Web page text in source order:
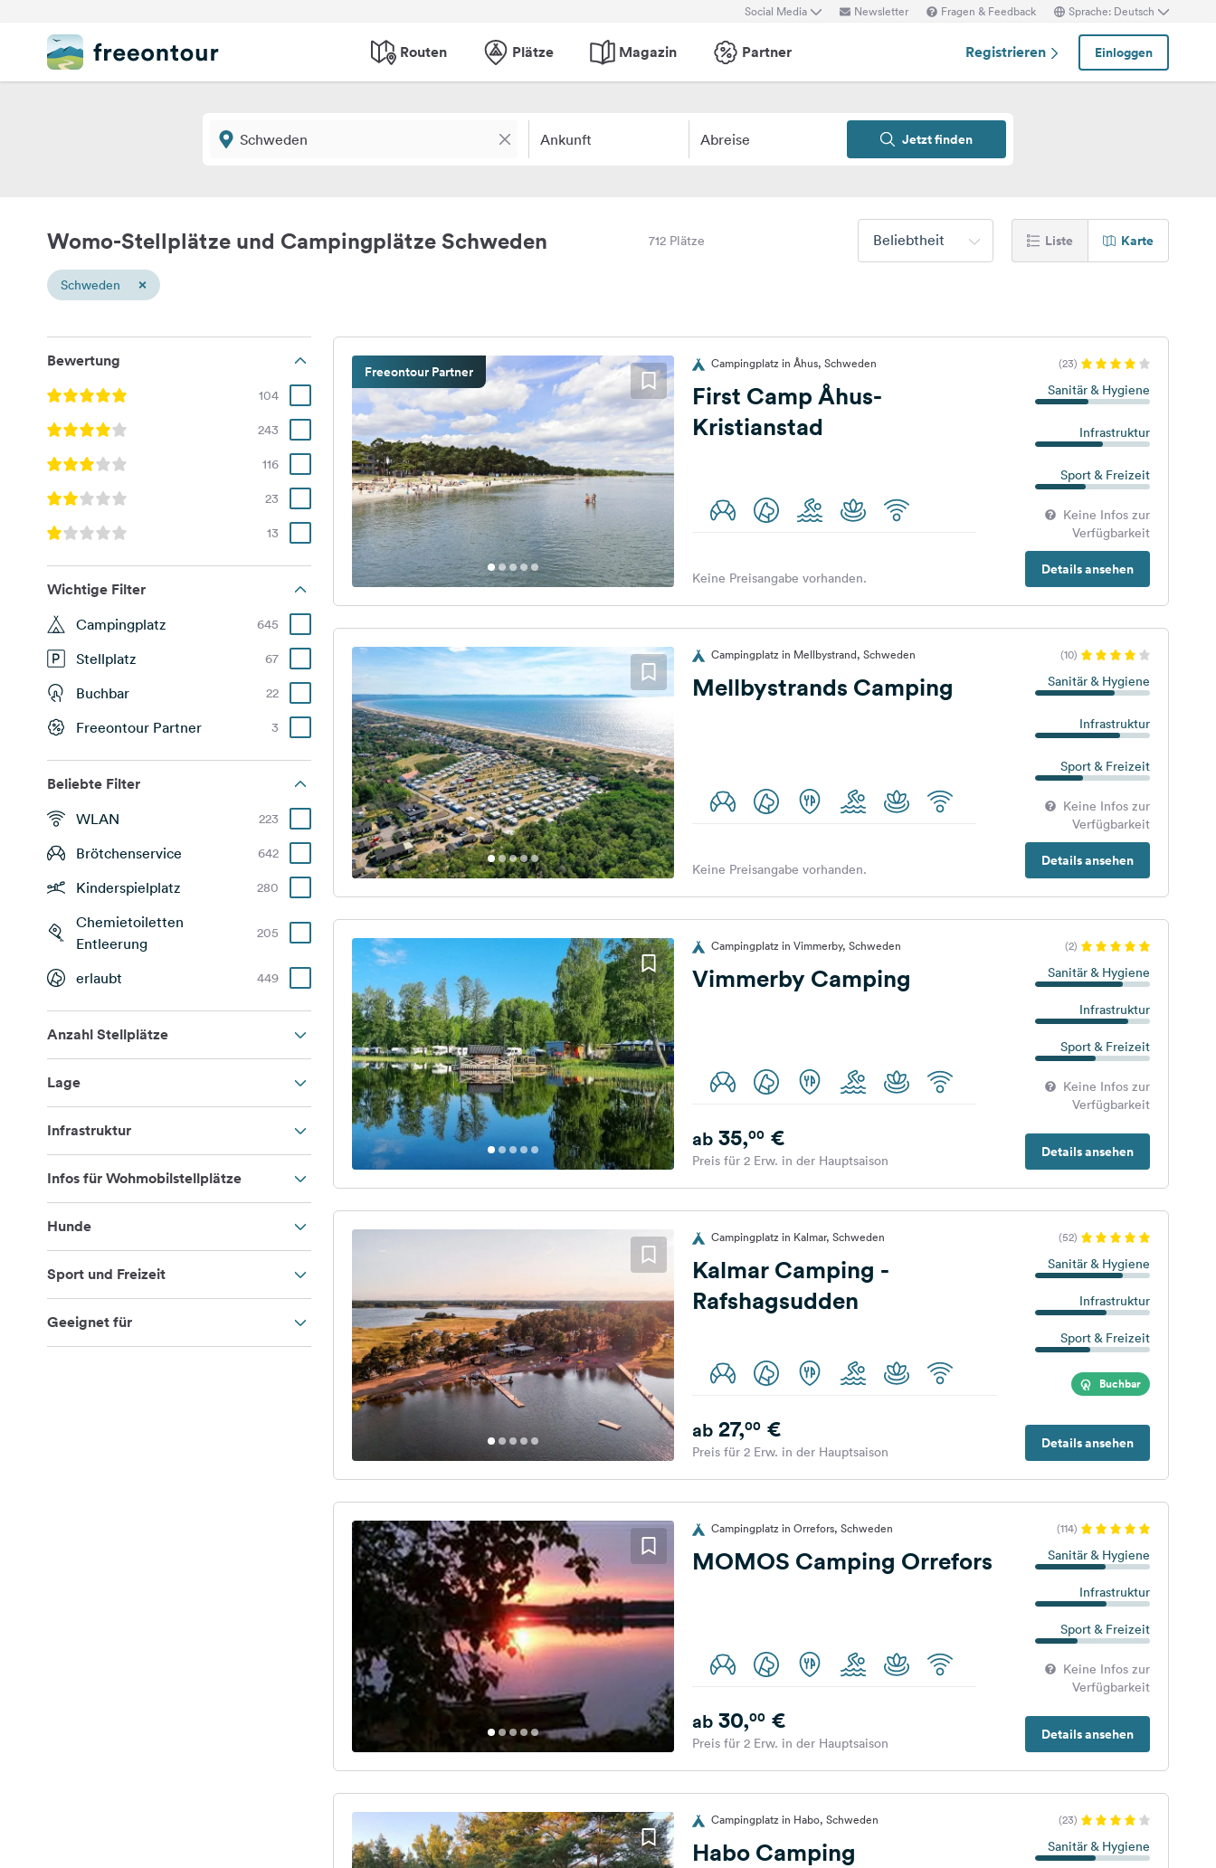
Social Media Newsletter Fragen & Feedback Sprache: Deutsch
Routen Plätze Magazin Partner Registrieren Einloggen
Ankunft Abreise Jetzt finden
Womo-Stellplätze und Campingplätze Schweden 712 Plätze Beliebtheit Liste Karte
Schweden ×
Bewertung
104
243
116
23
13
Wichtige Filter
Campingplatz 645
Stellplatz 67
Buchbar 22
Freeontour Partner 3
Beliebte Filter
WLAN 223
Brötchenservice 642
Kinderspielplatz 280
Chemietoiletten
Entleerung
205
erlaubt 449
Anzahl Stellplätze
Lage
Infrastruktur
Infos für Wohmobilstellplätze
Hunde
Sport und Freizeit
Geeignet für
Freeontour Partner Campingplatz in Åhus, Schweden (23)
First Camp Åhus-
Kristianstad
Sanitär & Hygiene
Infrastruktur
Sport & Freizeit
Keine Infos zur
Verfügbarkeit
Details ansehen
Keine Preisangabe vorhanden.
Campingplatz in Mellbystrand, Schweden (10)
Mellbystrands Camping Sanitär & Hygiene
Infrastruktur
Sport & Freizeit
Keine Infos zur
Verfügbarkeit
Details ansehen
Keine Preisangabe vorhanden.
Campingplatz in Vimmerby, Schweden (2)
Vimmerby Camping Sanitär & Hygiene
Infrastruktur
Sport & Freizeit
Keine Infos zur
Verfügbarkeit
Details ansehen
ab35,00€
Preis für 2 Erw. in der Hauptsaison
Campingplatz in Kalmar, Schweden (52)
Kalmar Camping -
Rafshagsudden
Sanitär & Hygiene
Infrastruktur
Sport & Freizeit
Buchbar
Details ansehen
ab27,00€
Preis für 2 Erw. in der Hauptsaison
Campingplatz in Orrefors, Schweden (114)
MOMOS Camping Orrefors Sanitär & Hygiene
Infrastruktur
Sport & Freizeit
Keine Infos zur
Verfügbarkeit
Details ansehen
ab30,00€
Preis für 2 Erw. in der Hauptsaison
Campingplatz in Habo, Schweden (23)
Habo Camping Sanitär & Hygiene